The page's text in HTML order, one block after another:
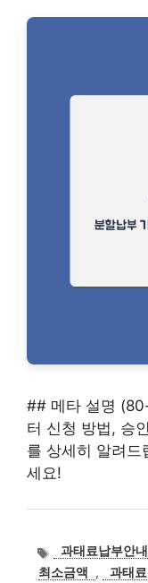
## 메타 설명
터 신청 방법, 승
를 상세히 알려드
세요!
태
그
과태료납부안내
최소금액
, 과태